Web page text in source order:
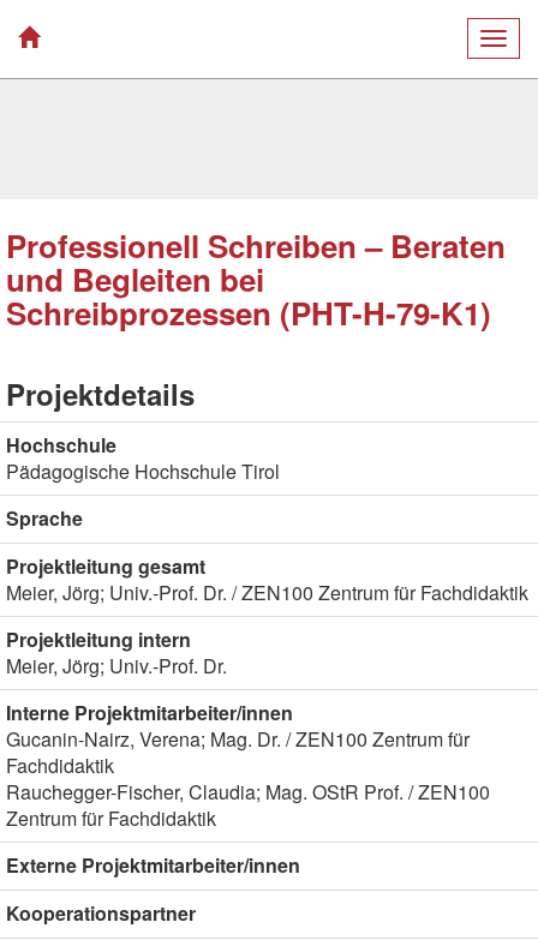
Professionell Schreiben – Beraten
und Begleiten bei
Schreibprozessen (PHT-H-79-K1)
Projektdetails
Hochschule
Pädagogische Hochschule Tirol
Sprache
Projektleitung gesamt
Meier, Jörg; Univ.-Prof. Dr. / ZEN100 Zentrum für Fachdidaktik
Projektleitung intern
Meier, Jörg; Univ.-Prof. Dr.
Interne Projektmitarbeiter/innen
Gucanin-Nairz, Verena; Mag. Dr. / ZEN100 Zentrum für
Fachdidaktik
Rauchegger-Fischer, Claudia; Mag. OStR Prof. / ZEN100
Zentrum für Fachdidaktik
Externe Projektmitarbeiter/innen
Kooperationspartner